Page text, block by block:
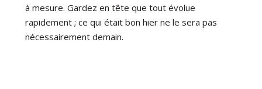
à mesure. Gardez en tête que tout évolue
rapidement ; ce qui était bon hier ne le sera pas
nécessairement demain.